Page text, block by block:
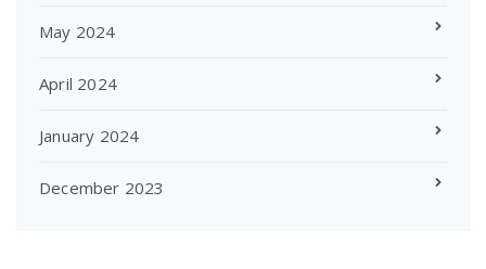
May 2024
April 2024
January 2024
December 2023